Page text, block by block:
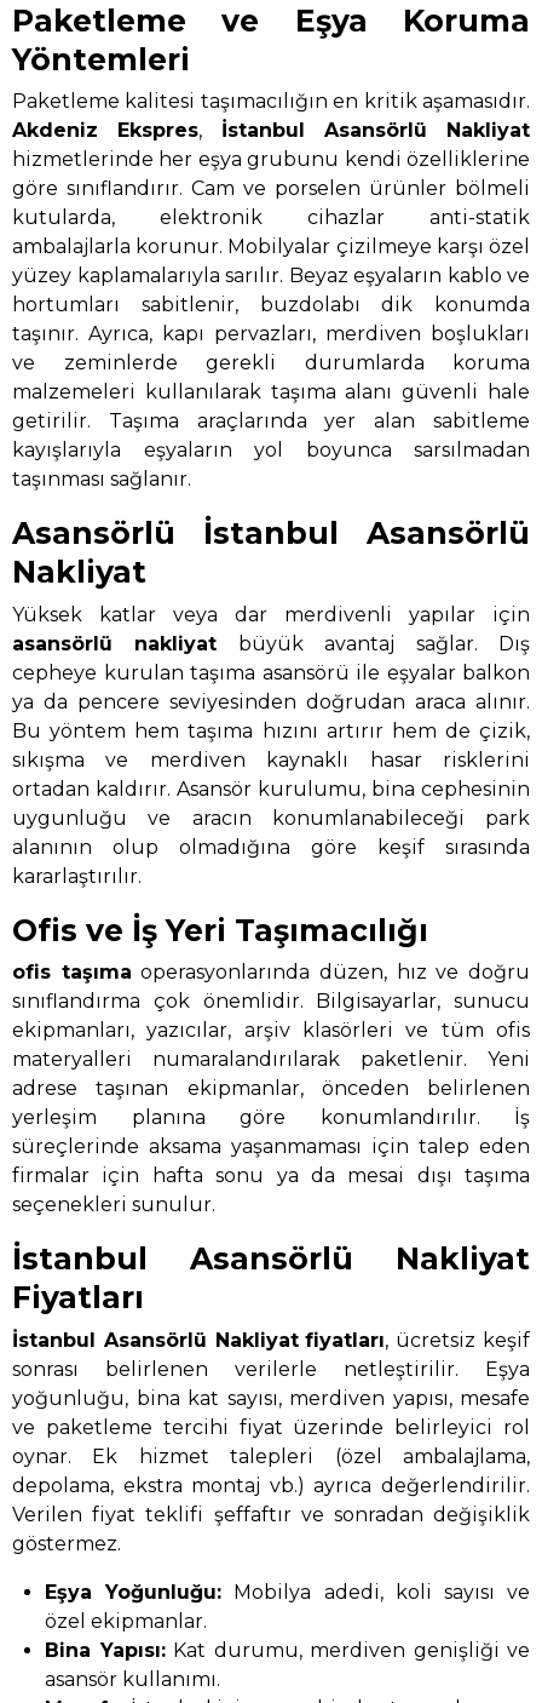
Paketleme ve Eşya Koruma
Yöntemleri
Paketleme kalitesi taşımacılığın en kritik aşamasıdır.
Akdeniz Ekspres, İstanbul Asansörlü Nakliyat
hizmetlerinde her eşya grubunu kendi özelliklerine
göre sınıflandırır. Cam ve porselen ürünler bölmeli
kutularda, elektronik cihazlar anti-statik
ambalajlarla korunur. Mobilyalar çizilmeye karşı özel
yüzey kaplamalarıyla sarılır. Beyaz eşyaların kablo ve
hortumları sabitlenir, buzdolabı dik konumda
taşınır. Ayrıca, kapı pervazları, merdiven boşlukları
ve zeminlerde gerekli durumlarda koruma
malzemeleri kullanılarak taşıma alanı güvenli hale
getirilir. Taşıma araçlarında yer alan sabitleme
kayışlarıyla eşyaların yol boyunca sarsılmadan
taşınması sağlanır.
Asansörlü İstanbul Asansörlü
Nakliyat
Yüksek katlar veya dar merdivenli yapılar için
asansörlü nakliyat büyük avantaj sağlar. Dış
cepheye kurulan taşıma asansörü ile eşyalar balkon
ya da pencere seviyesinden doğrudan araca alınır.
Bu yöntem hem taşıma hızını artırır hem de çizik,
sıkışma ve merdiven kaynaklı hasar risklerini
ortadan kaldırır. Asansör kurulumu, bina cephesinin
uygunluğu ve aracın konumlanabileceği park
alanının olup olmadığına göre keşif sırasında
kararlaştırılır.
Ofis ve İş Yeri Taşımacılığı
ofis taşıma operasyonlarında düzen, hız ve doğru
sınıflandırma çok önemlidir. Bilgisayarlar, sunucu
ekipmanları, yazıcılar, arşiv klasörleri ve tüm ofis
materyalleri numaralandırılarak paketlenir. Yeni
adrese taşınan ekipmanlar, önceden belirlenen
yerleşim planına göre konumlandırılır. İş
süreçlerinde aksama yaşanmaması için talep eden
firmalar için hafta sonu ya da mesai dışı taşıma
seçenekleri sunulur.
İstanbul Asansörlü Nakliyat
Fiyatları
İstanbul Asansörlü Nakliyat fiyatları, ücretsiz keşif
sonrası belirlenen verilerle netleştirilir. Eşya
yoğunluğu, bina kat sayısı, merdiven yapısı, mesafe
ve paketleme tercihi fiyat üzerinde belirleyici rol
oynar. Ek hizmet talepleri (özel ambalajlama,
depolama, ekstra montaj vb.) ayrıca değerlendirilir.
Verilen fiyat teklifi şeffaftır ve sonradan değişiklik
göstermez.
Eşya Yoğunluğu: Mobilya adedi, koli sayısı ve
özel ekipmanlar.
Bina Yapısı:Kat durumu, merdiven genişliği ve
asansör kullanımı.